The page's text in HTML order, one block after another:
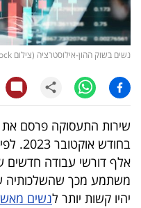
קריפטו
ויראלי
טלוויזיה
עסקי
ספורט
קריירה
ולימודים
נשים בשוק ההון-אילוסטרציה (צילום shutterstock)
שירות התעסוקה פרסם את
משתמע מכך שהשלכותיה
יהיו קשות יותר לנשים